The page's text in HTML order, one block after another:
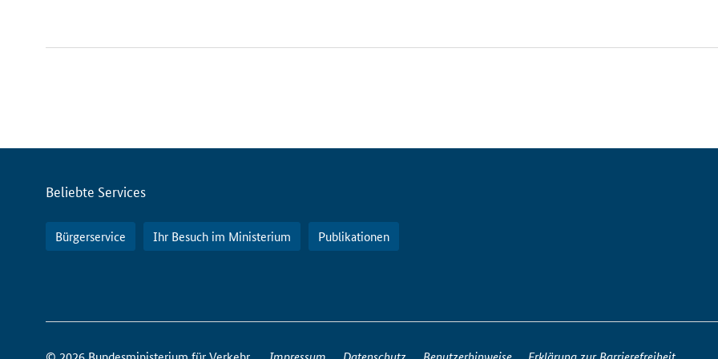
Servicemenü
Beliebte Services
Bürgerservice Ihr Besuch im Ministerium Publikationen
So
erreichen